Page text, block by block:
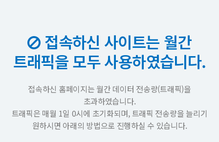
접속하신 사이트는 월간
트래픽을 모두 사용하였습니다.
접속하신 홈페이지는 월간 데이터 전송량(트래픽)을
초과하였습니다.
트래픽은 매월 1일 0시에 초기화되며, 트래픽 전송량을 늘리기
원하시면 아래의 방법으로 진행하실 수 있습니다.